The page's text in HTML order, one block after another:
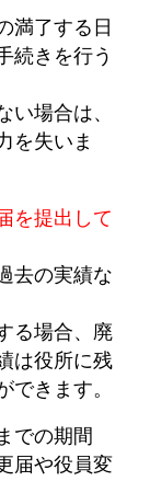
満了する日
続きを行う
い場合は、
を失いま
を提出して
去の実績な
る場合、廃
は役所に残
できます。
での期間
届や役員変